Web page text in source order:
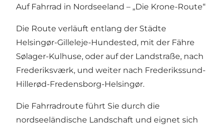
Auf Fahrrad in Nordseeland – „Die Krone-Route“
Die Route verläuft entlang der Städte
Helsingør-Gilleleje-Hundested, mit der Fähre
Sølager-Kulhuse, oder auf der Landstraße, nach
Frederiksværk, und weiter nach Frederikssund-
Hillerød-Fredensborg-Helsingør.
Die Fahrradroute führt Sie durch die
nordseeländische Landschaft und eignet sich